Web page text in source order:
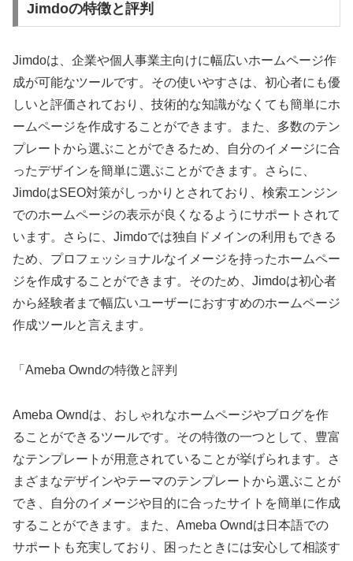
Jimdoの特徴と評判
Jimdoは、企業や個人事業主向けに幅広いホームページ作
成が可能なツールです。その使いやすさは、初心者にも優
しいと評価されており、技術的な知識がなくても簡単にホ
ームページを作成することができます。また、多数のテン
プレートから選ぶことができるため、自分のイメージに合
ったデザインを簡単に選ぶことができます。さらに、
JimdoはSEO対策がしっかりとされており、検索エンジン
でのホームページの表示が良くなるようにサポートされて
います。さらに、Jimdoでは独自ドメインの利用もできる
ため、プロフェッショナルなイメージを持ったホームペー
ジを作成することができます。そのため、Jimdoは初心者
から経験者まで幅広いユーザーにおすすめのホームページ
作成ツールと言えます。
「Ameba Owndの特徴と評判
Ameba Owndは、おしゃれなホームページやブログを作
ることができるツールです。その特徴の一つとして、豊富
なテンプレートが用意されていることが挙げられます。さ
まざまなデザインやテーマのテンプレートから選ぶことが
でき、自分のイメージや目的に合ったサイトを簡単に作成
することができます。また、Ameba Owndは日本語での
サポートも充実しており、困ったときには安心して相談す